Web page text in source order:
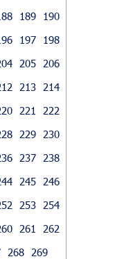
189
190
197
198
205
206
213
214
221
222
229
230
237
238
245
246
253
254
261
262
268 269